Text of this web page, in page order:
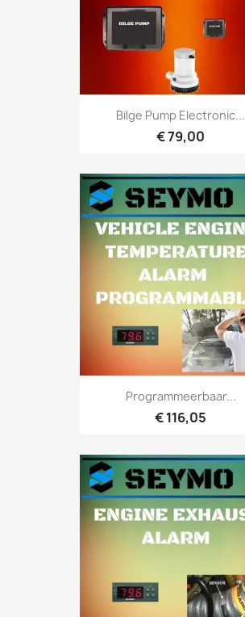
Bilge Pump Electronic...
€ 79,00
Programmeerbaar...
€ 116,05